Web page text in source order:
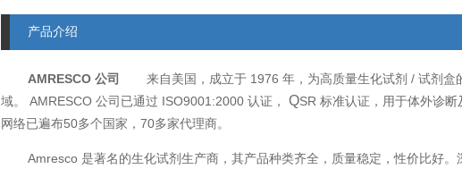
产品介绍
AMRESCO 公司 来自美国，成立于 1976 年，为高质量生化试剂 / 试剂盒
域。 AMRESCO 公司已通过 ISO9001:2000 认证， QSR 标准认证，用于体外诊断
网络已遍布50多个国家， 70多家代理商。
Amresco 是著名的生化试剂生产商，其产品种类齐全，质量稳定，性价比好。